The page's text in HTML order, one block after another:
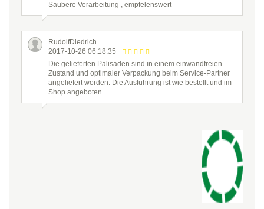
Saubere Verarbeitung , empfelenswert
RudolfDiedrich
2017-10-26 06:18:35
Die gelieferten Palisaden sind in einem einwandfreien
Zustand und optimaler Verpackung beim Service-Partner
angeliefert worden. Die Ausführung ist wie bestellt und im
Shop angeboten.